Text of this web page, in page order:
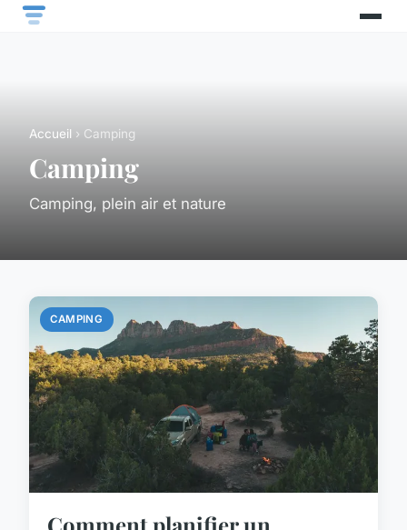
Accueil › Camping
Camping
Camping, plein air et nature
CAMPING